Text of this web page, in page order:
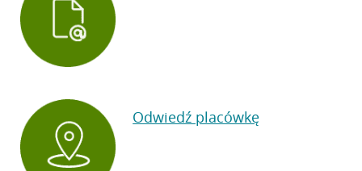
Odwiedź placówkę